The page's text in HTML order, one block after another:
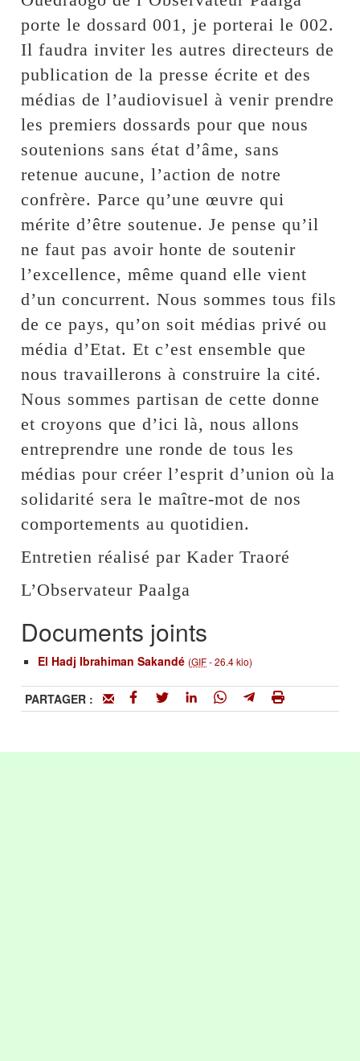
porte le dossard 001, je porterai le 002.
Il faudra inviter les autres directeurs de
publication de la presse écrite et des
médias de l’audiovisuel à venir prendre
les premiers dossards pour que nous
soutenions sans état d’âme, sans
retenue aucune, l’action de notre
confrère. Parce qu’une œuvre qui
mérite d’être soutenue. Je pense qu’il
ne faut pas avoir honte de soutenir
l’excellence, même quand elle vient
d’un concurrent. Nous sommes tous fils
de ce pays, qu’on soit médias privé ou
média d’Etat. Et c’est ensemble que
nous travaillerons à construire la cité.
Nous sommes partisan de cette donne
et croyons que d’ici là, nous allons
entreprendre une ronde de tous les
médias pour créer l’esprit d’union où la
solidarité sera le maître-mot de nos
comportements au quotidien.
Entretien réalisé par Kader Traoré
L’Observateur Paalga
Documents joints
El Hadj Ibrahiman Sakandé (GIF-26.4 kio)
PARTAGER :